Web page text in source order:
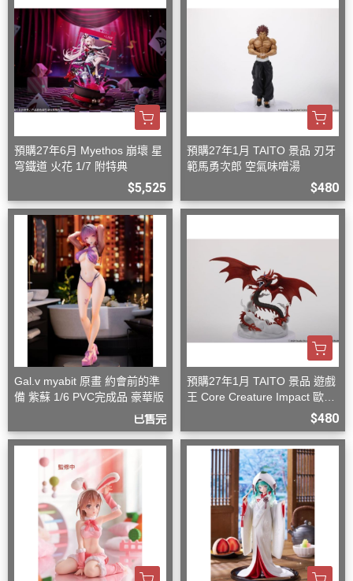
預購27年6月 Myethos 崩壞 星
穹鐵道 火花 1/7 附特典
$5,525
預購27年1月 TAITO 景品 刃牙
範馬勇次郎 空氣味噌湯
$480
Gal.v myabit 原畫 約會前的準
備 紫蘇 1/6 PVC完成品 豪華版
已售完
預購27年1月 TAITO 景品 遊戲
王 Core Creature Impact 歐西
$480